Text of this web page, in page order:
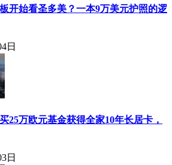
开始看圣多美？一本9万美元护照的逻
日
25万欧元基金获得全家10年长居卡，
日